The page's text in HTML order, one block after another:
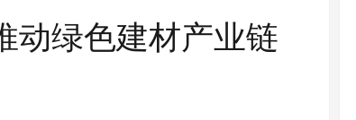
动绿色建材产业链